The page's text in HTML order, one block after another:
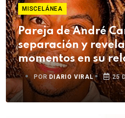
MISCELÁNEA
Pareja de André
separación y
momentos en su
PORDIARIO VIRAL 25